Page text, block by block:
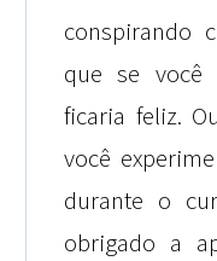
conspirando
que se você
ficaria feliz.
você
durante o
obrigado a